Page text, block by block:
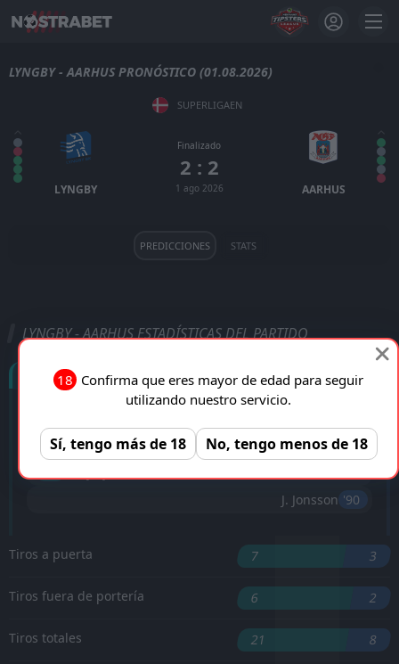
LYNGBY - AARHUS PRONÓSTICO (01.08.2026)
SUPERLIGAEN
LYNGBY
Finalizado
2 : 2
1 ago 2026 AARHUS
PREDICCIONES STATS
LYNGBY - AARHUS ESTADÍSTICAS DEL PARTIDO
Goles
'67 ︎ Dani
J. Jonsson '90 ︎
Tiros a puerta 7 3
Tiros fuera de portería 6 2
Tiros totales 21 8
18 Confirma que eres mayor de edad para seguir
utilizando nuestro servicio.
Sí, tengo más de 18 No, tengo menos de 18